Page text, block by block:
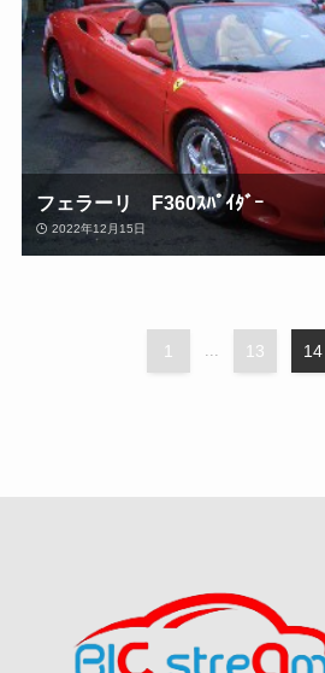
フェラーリ F360ｽﾊﾟｲﾀﾞｰ
2022年12月15日
1 ... 13 14